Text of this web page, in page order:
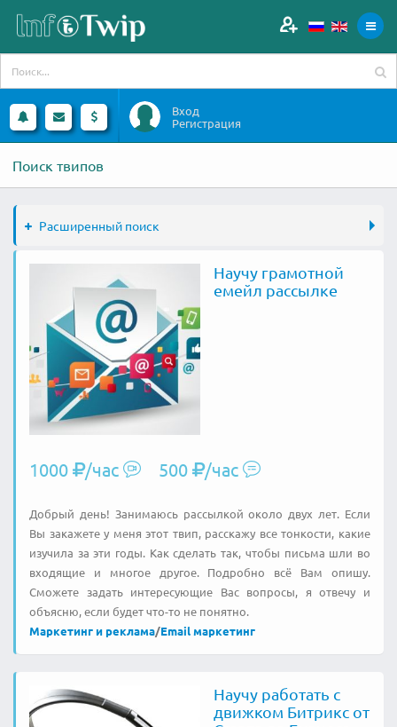
Вход
Регистрация
Поиск твипов
Расширенный поиск
Научу грамотной
емейл рассылке
1000 /час 500 /час
Добрый день! Занимаюсь рассылкой около двух лет. Если
Вы закажете у меня этот твип, расскажу все тонкости, какие
изучила за эти годы. Как сделать так, чтобы письма шли во
входящие и многое другое. Подробно всё Вам опишу.
Сможете задать интересующие Вас вопросы, я отвечу и
объясню, если будет что-то не понятно.
Маркетинг и реклама/Email маркетинг
Научу работать с
движком Битрикс от